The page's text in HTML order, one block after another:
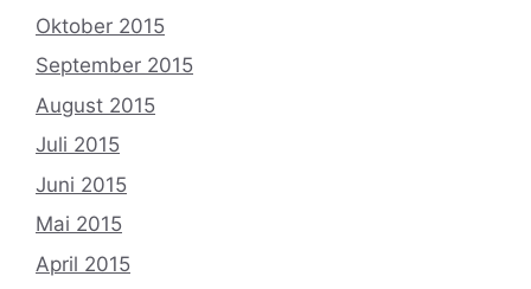
Oktober 2015
September 2015
August 2015
Juli 2015
Juni 2015
Mai 2015
April 2015